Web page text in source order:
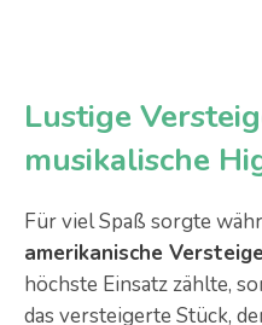
Lustige
musikalische
Für viel Spaß sorgte
amerikanische
höchste Einsatz zählte,
das versteigerte Stück,